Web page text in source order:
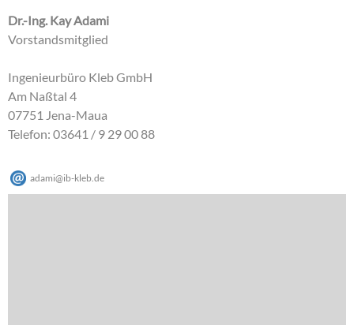
Dr.-Ing. Kay Adami
Vorstandsmitglied
Ingenieurbüro Kleb GmbH
Am Naßtal 4
07751 Jena-Maua
Telefon: 03641 / 9 29 00 88
adami@ib-kleb de